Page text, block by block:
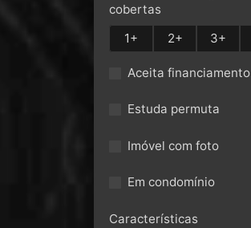
cobertas
1+
2+ 3+
Aceita financiamento
Estuda permuta
Imóvel com foto
Em condomínio
Características